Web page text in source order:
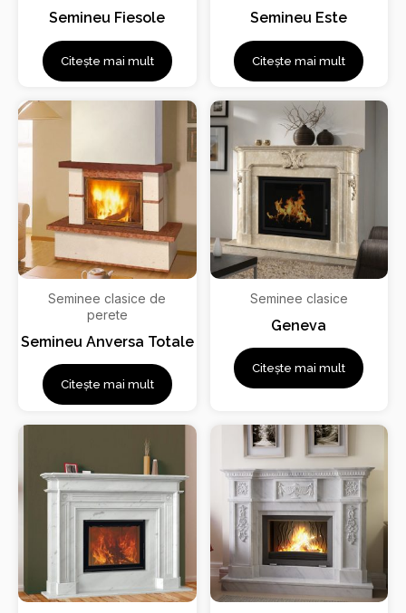
Semineu Fiesole
Citește mai mult
Semineu Este
Citește mai mult
Seminee clasice de
perete
Semineu Anversa Totale
Citește mai mult
Seminee clasice
Geneva
Citește mai mult